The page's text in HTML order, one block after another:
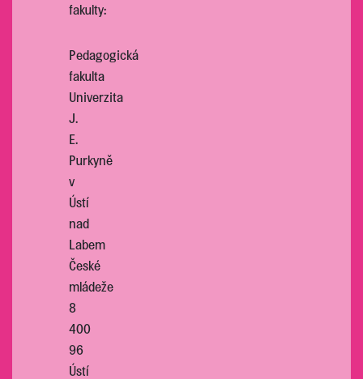
fakulty:
Pedagogická
fakulta
Univerzita
J.
E.
Purkyně
v
Ústí
nad
Labem
České
mládeže
8
400
96
Ústí